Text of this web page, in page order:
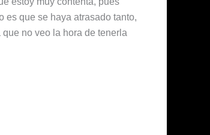
es que se haya atrasado tanto,
no veo la hora de tenerla